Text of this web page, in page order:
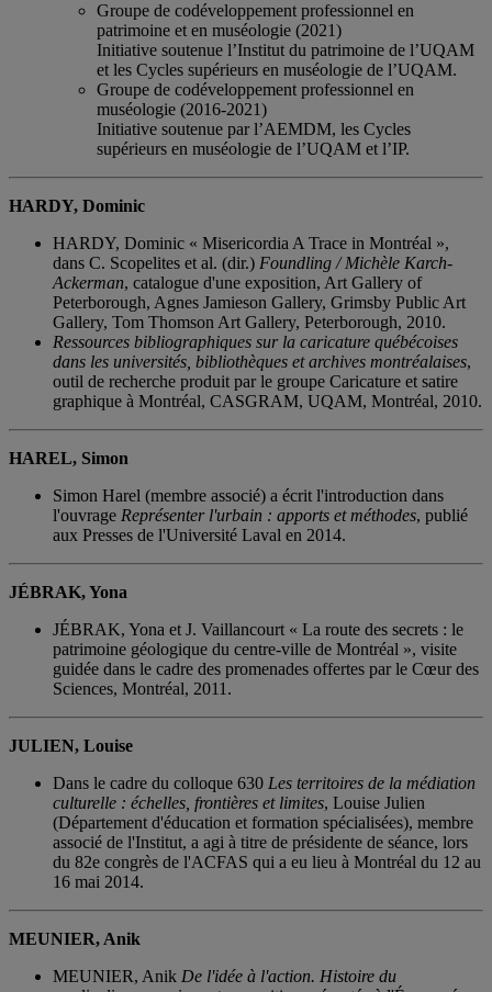
Groupe de codéveloppement professionnel en
patrimoine et en muséologie (2021)
Initiative soutenue l’Institut du patrimoine de l’UQAM
et les Cycles supérieurs en muséologie de l’UQAM.
Groupe de codéveloppement professionnel en
muséologie (2016-2021)
Initiative soutenue par l’AEMDM, les Cycles
supérieurs en muséologie de l’UQAM et l’IP.
HARDY, Dominic
HARDY, Dominic « Misericordia A Trace in Montréal »,
dans C. Scopelites et al. (dir.) Foundling / Michèle Karch-
Ackerman, catalogue d'une exposition, Art Gallery of
Peterborough, Agnes Jamieson Gallery, Grimsby Public Art
Gallery, Tom Thomson Art Gallery, Peterborough, 2010.
Ressources bibliographiques sur la caricature québécoises
dans les universités, bibliothèques et archives montréalaises,
outil de recherche produit par le groupe Caricature et satire
graphique à Montréal, CASGRAM, UQAM, Montréal, 2010.
HAREL, Simon
Simon Harel (membre associé) a écrit l'introduction dans
l'ouvrage Représenter l'urbain : apports et méthodes, publié
aux Presses de l'Université Laval en 2014.
JÉBRAK, Yona
JÉBRAK, Yona et J. Vaillancourt « La route des secrets : le
patrimoine géologique du centre-ville de Montréal », visite
guidée dans le cadre des promenades offertes par le Cœur des
Sciences, Montréal, 2011.
JULIEN, Louise
Dans le cadre du colloque 630 Les territoires de la médiation
culturelle : échelles, frontières et limites, Louise Julien
(Département d'éducation et formation spécialisées), membre
associé de l'Institut, a agi à titre de présidente de séance, lors
du 82e congrès de l'ACFAS qui a eu lieu à Montréal du 12 au
16 mai 2014.
MEUNIER, Anik
MEUNIER, Anik De l'idée à l'action. Histoire du